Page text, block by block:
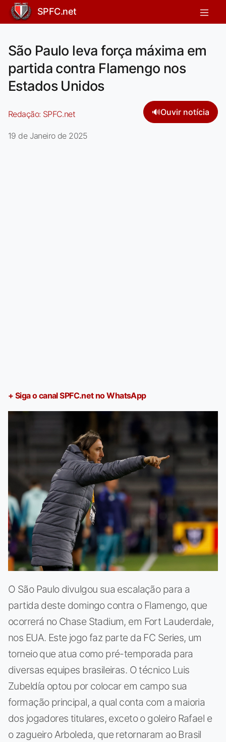
SPFC.net
São Paulo leva força máxima em
partida contra Flamengo nos
Estados Unidos
Redação: SPFC.net 🔊Ouvir notícia
19 de Janeiro de 2025
+ Siga o canal SPFC.net no WhatsApp
O São Paulo divulgou sua escalação para a
partida deste domingo contra o Flamengo, que
ocorrerá no Chase Stadium, em Fort Lauderdale,
nos EUA. Este jogo faz parte da FC Series, um
torneio que atua como pré-temporada para
diversas equipes brasileiras. O técnico Luis
Zubeldía optou por colocar em campo sua
formação principal, a qual conta com a maioria
dos jogadores titulares, exceto o goleiro Rafael e
o zagueiro Arboleda, que retornaram ao Brasil